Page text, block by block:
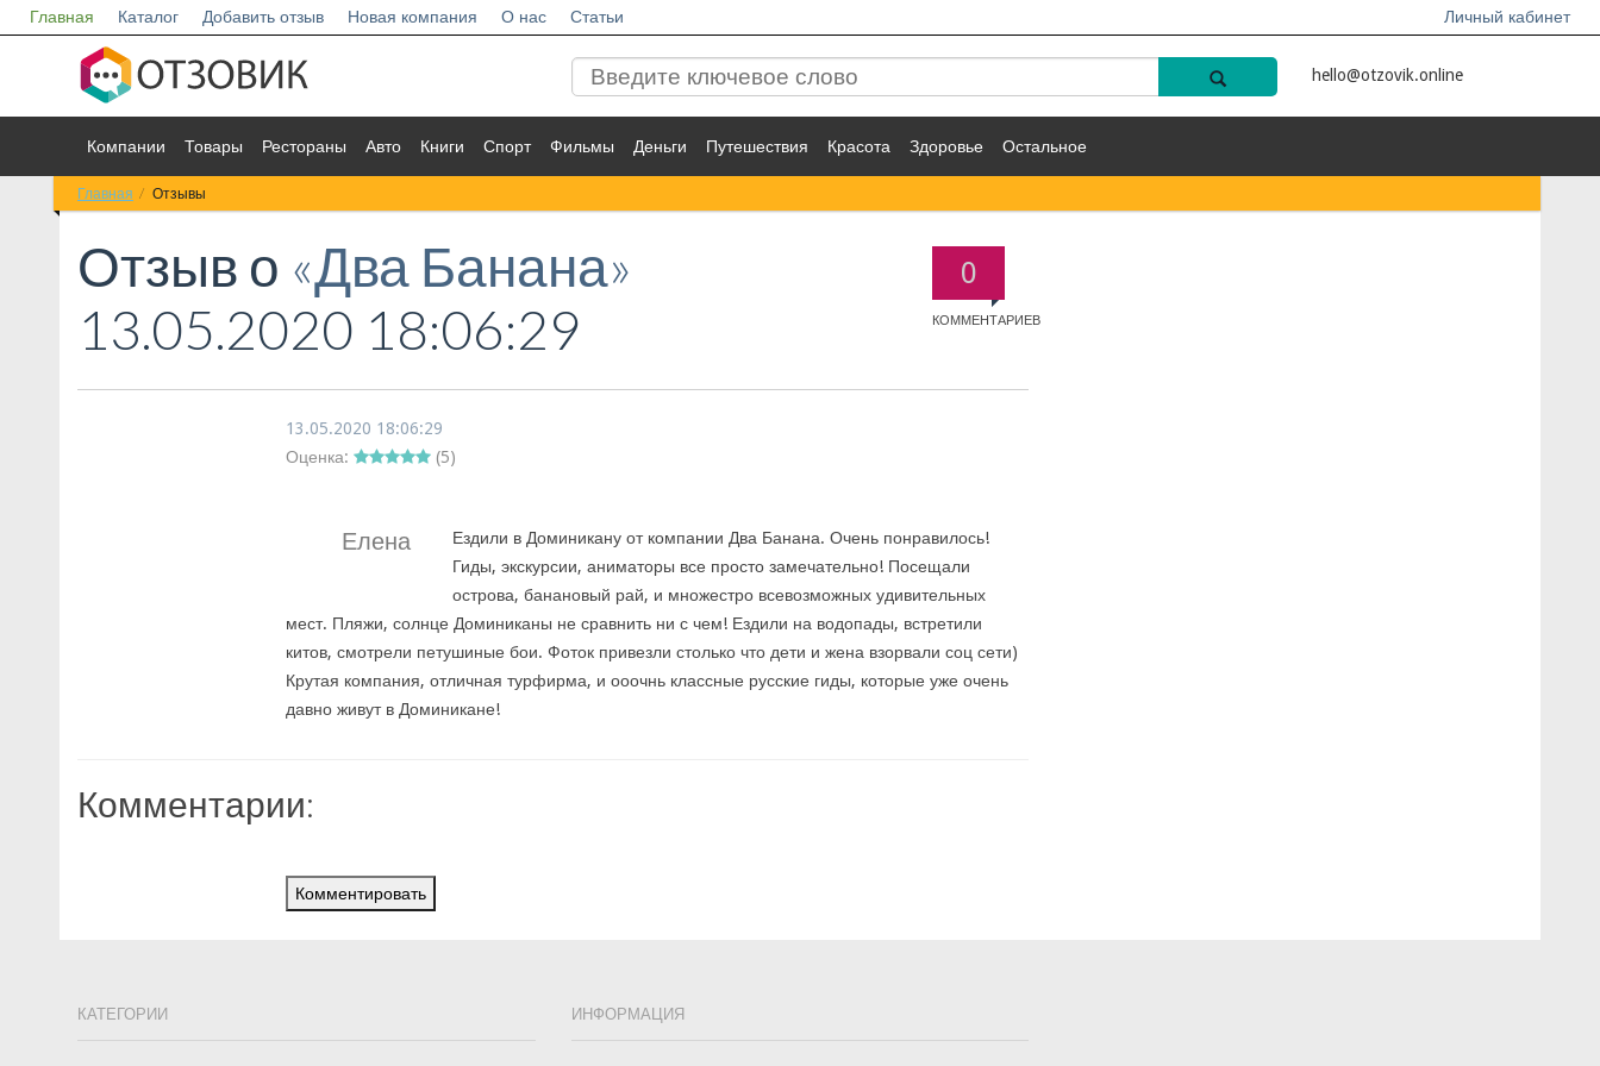
Главная Каталог Добавить отзыв Новая компания О нас Статьи Личный кабинет
hello@otzovik.online
Компании Товары Рестораны Авто Книги Спорт Фильмы Деньги Путешествия Красота Здоровье Остальное
Главная Отзывы
0
КОММЕНТАРИЕВ
Отзыв о «Два Банана»
13.05.2020 18:06:29
13.05.2020 18:06:29
Оценка:
(5)
Елена
Ездили в Доминикану от компании Два Банана. Очень понравилось!
Гиды, экскурсии, аниматоры все просто замечательно! Посещали
острова, банановый рай, и множестро всевозможных удивительных
мест. Пляжи, солнце Доминиканы не сравнить ни с чем! Ездили на водопады, встретили
китов, смотрели петушиные бои. Фоток привезли столько что дети и жена взорвали соц сети)
Крутая компания, отличная турфирма, и ооочнь классные русские гиды, которые уже очень
давно живут в Доминикане!
Комментарии:
Комментировать
КАТЕГОРИИ ИНФОРМАЦИЯ